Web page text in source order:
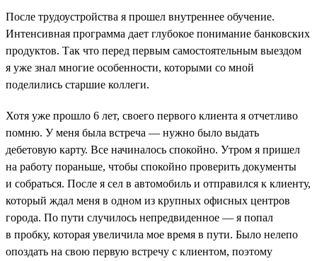
После трудоустройства я прошел внутреннее обучение.
Интенсивная программа дает глубокое понимание банковских
продуктов. Так что перед первым самостоятельным выездом
я уже знал многие особенности, которыми со мной
поделились старшие коллеги.
Хотя уже прошло 6 лет, своего первого клиента я отчетливо
помню. У меня была встреча — нужно было выдать
дебетовую карту. Все начиналось спокойно. Утром я пришел
на работу пораньше, чтобы спокойно проверить документы
и собраться. После я сел в автомобиль и отправился к клиенту,
который ждал меня в одном из крупных офисных центров
города. По пути случилось непредвиденное — я попал
в пробку, которая увеличила мое время в пути. Было нелепо
опоздать на свою первую встречу с клиентом, поэтому